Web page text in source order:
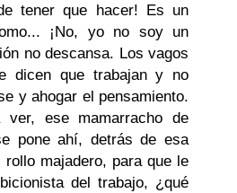
tener que hacer! Es un
¡No, yo no soy un
no descansa. Los vagos
dicen que trabajan y no
y ahogar el pensamiento.
ver, ese mamarracho de
pone ahí, detrás de esa
majadero, para que le
del trabajo, ¿qué